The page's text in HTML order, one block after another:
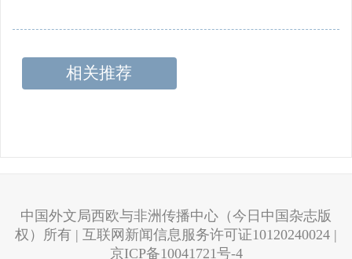
相关推荐
中国外文局西欧与非洲传播中心（今日中国杂志版
权）所有 | 互联网新闻信息服务许可证10120240024 |
京ICP备10041721号-4